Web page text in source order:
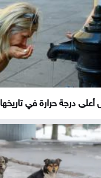
درجة حرارة في تاريخها